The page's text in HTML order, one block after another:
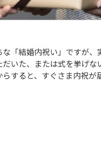
「結婚内祝い」ですが、
いた、または式を挙げ
すると、すぐさま内祝